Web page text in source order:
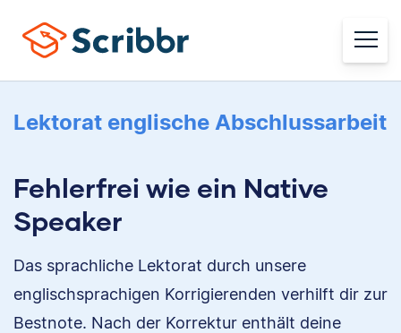
Lektorat englische Abschlussarbeit
Fehlerfrei wie ein Native
Speaker
Das sprachliche Lektorat durch unsere
englischsprachigen Korrigierenden verhilft dir zur
Bestnote. Nach der Korrektur enthält deine